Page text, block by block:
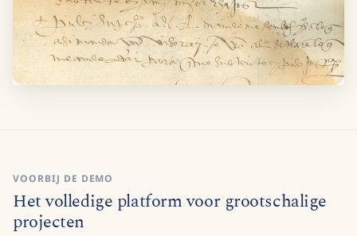
VOORBIJ DE DEMO
Het volledige platform voor grootschalige
projecten